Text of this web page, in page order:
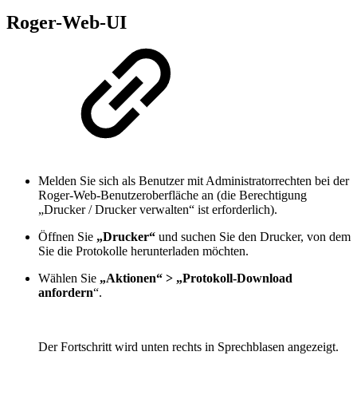
Roger-Web-UI
Melden Sie sich als Benutzer mit Administratorrechten bei der
Roger-Web-Benutzeroberfläche an (die Berechtigung
„Drucker / Drucker verwalten“ ist erforderlich).
Öffnen Sie „Drucker“ und suchen Sie den Drucker, von dem
Sie die Protokolle herunterladen möchten.
Wählen Sie „Aktionen“ > „Protokoll-Download
anfordern“.
Der Fortschritt wird unten rechts in Sprechblasen angezeigt.